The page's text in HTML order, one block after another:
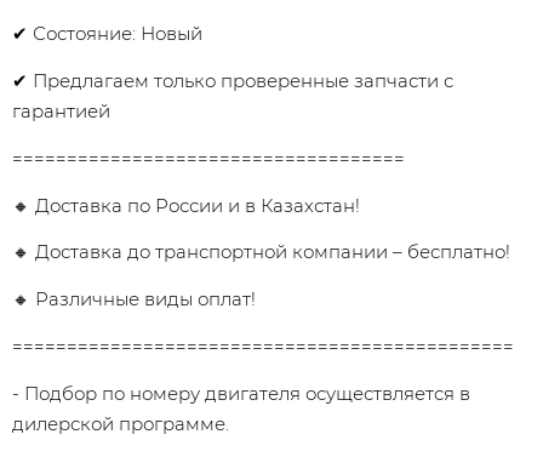
✔ Состояние: Новый
✔ Предлагаем только проверенные запчасти с
гарантией
====================================
🔸 Доставка по России и в Казахстан!
🔸 Доставка до транспортной компании – бесплатно!
🔸 Различные виды оплат!
==============================================
- Подбор по номеру двигателя осуществляется в
дилерской программе.